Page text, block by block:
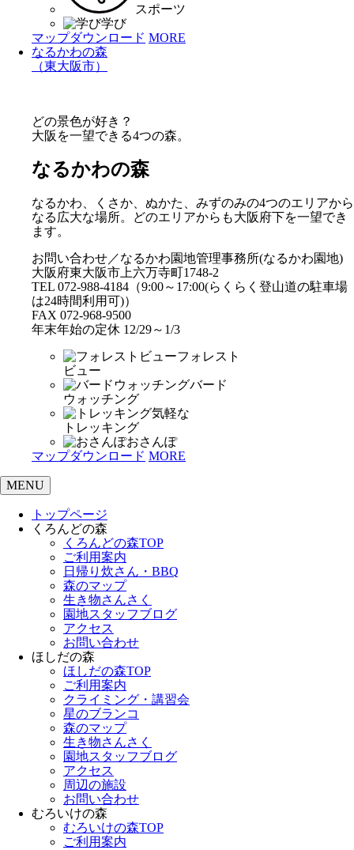
スポーツ
学び
マップダウンロード MORE
なるかわの森
（東大阪市）
どの景色が好き？
大阪を一望できる4つの森。
なるかわの森
なるかわ、くさか、ぬかた、みずのみの4つのエリアから
なる広大な場所。どのエリアからも大阪府下を一望でき
ます。
お問い合わせ／なるかわ園地管理事務所(なるかわ園地)
大阪府東大阪市上六万寺町1748-2
TEL 072-988-4184（9:00～17:00(らくらく登山道の駐車場
は24時間利用可)）
FAX 072-968-9500
年末年始の定休 12/29～1/3
フォレスト
ビュー
バード
ウォッチング
気軽な
トレッキング
おさんぽ
マップダウンロード MORE
MENU
トップページ
くろんどの森
くろんどの森TOP
ご利用案内
日帰り炊さん・BBQ
森のマップ
生き物さんさく
園地スタッフブログ
アクセス
お問い合わせ
ほしだの森
ほしだの森TOP
ご利用案内
クライミング・講習会
星のブランコ
森のマップ
生き物さんさく
園地スタッフブログ
アクセス
周辺の施設
お問い合わせ
むろいけの森
むろいけの森TOP
ご利用案内